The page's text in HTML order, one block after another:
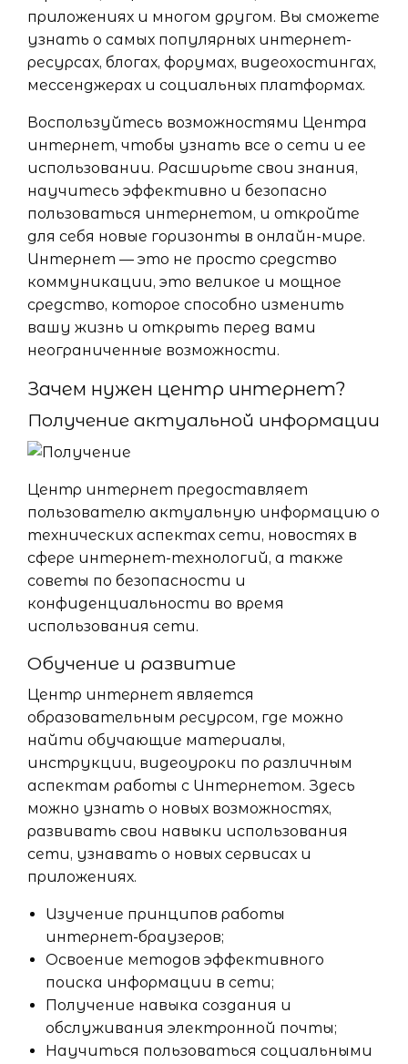
приложениях и многом другом. Вы сможете
узнать о самых популярных интернет-
ресурсах, блогах, форумах, видеохостингах,
мессенджерах и социальных платформах.
Воспользуйтесь возможностями Центра
интернет, чтобы узнать все о сети и ее
использовании. Расширьте свои знания,
научитесь эффективно и безопасно
пользоваться интернетом, и откройте
для себя новые горизонты в онлайн-мире.
Интернет — это не просто средство
коммуникации, это великое и мощное
средство, которое способно изменить
вашу жизнь и открыть перед вами
неограниченные возможности.
Зачем нужен центр интернет?
Получение актуальной информации
Центр интернет предоставляет
пользователю актуальную информацию о
технических аспектах сети, новостях в
сфере интернет-технологий, а также
советы по безопасности и
конфиденциальности во время
использования сети.
Обучение и развитие
Центр интернет является
образовательным ресурсом, где можно
найти обучающие материалы,
инструкции, видеоуроки по различным
аспектам работы с Интернетом. Здесь
можно узнать о новых возможностях,
развивать свои навыки использования
сети, узнавать о новых сервисах и
приложениях.
Изучение принципов работы
интернет-браузеров;
Освоение методов эффективного
поиска информации в сети;
Получение навыка создания и
обслуживания электронной почты;
Научиться пользоваться социальными